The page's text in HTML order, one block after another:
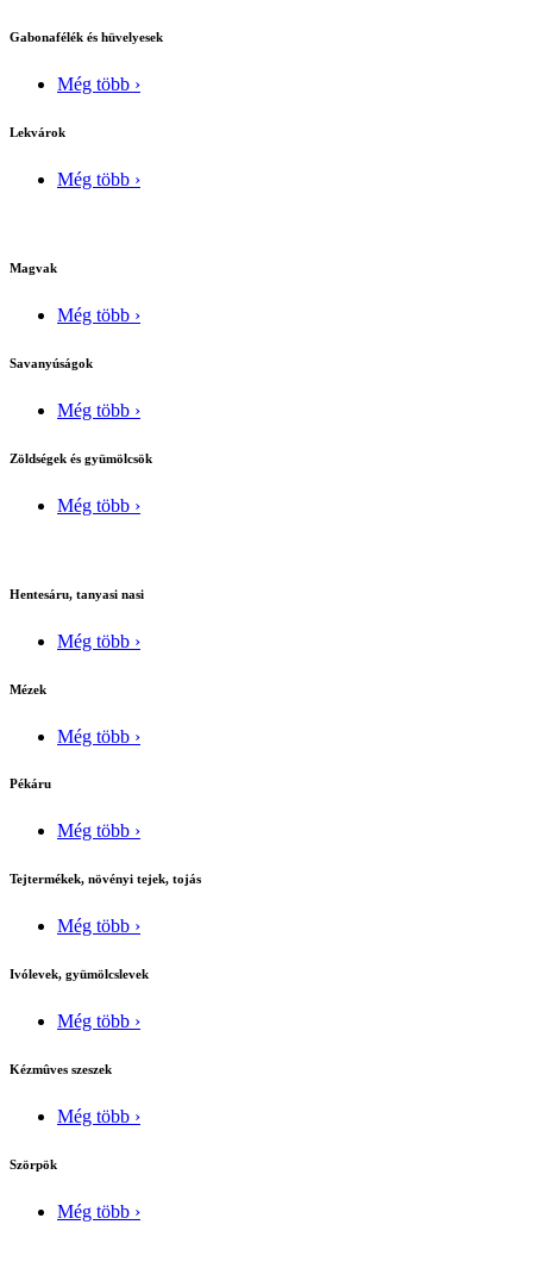
Gabonafélék és hüvelyesek
Még több ›
Lekvárok
Még több ›
Magvak
Még több ›
Savanyúságok
Még több ›
Zöldségek és gyümölcsök
Még több ›
Hentesáru, tanyasi nasi
Még több ›
Mézek
Még több ›
Pékáru
Még több ›
Tejtermékek, növényi tejek, tojás
Még több ›
Ivólevek, gyümölcslevek
Még több ›
Kézmûves szeszek
Még több ›
Szörpök
Még több ›